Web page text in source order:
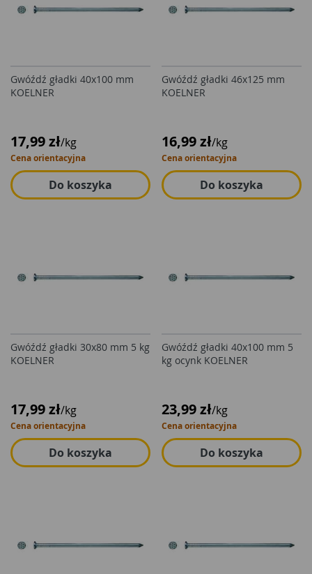
Gwóźdź gładki 40x100 mm
KOELNER
17,99 zł/kg
Cena orientacyjna
Do koszyka
Gwóźdź gładki 46x125 mm
KOELNER
16,99 zł/kg
Cena orientacyjna
Do koszyka
Gwóźdź gładki 30x80 mm 5 kg
KOELNER
17,99 zł/kg
Cena orientacyjna
Do koszyka
Gwóźdź gładki 40x100 mm 5
kg ocynk KOELNER
23,99 zł/kg
Cena orientacyjna
Do koszyka